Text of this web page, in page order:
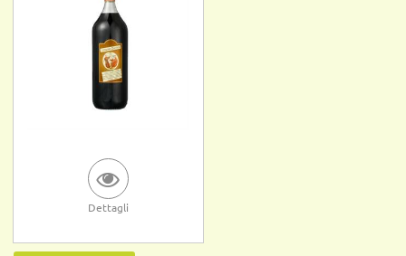
Dettagli